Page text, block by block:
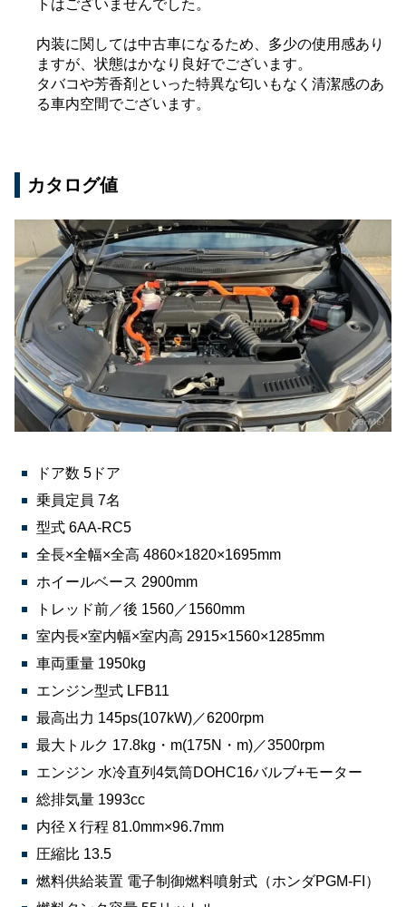
トはございませんでした。
内装に関しては中古車になるため、多少の使用感あり
ますが、状態はかなり良好でございます。
タバコや芳香剤といった特異な匂いもなく清潔感のあ
る車内空間でございます。
カタログ値
ドア数 5ドア
乗員定員 7名
型式 6AA-RC5
全長×全幅×全高 4860×1820×1695mm
ホイールベース 2900mm
トレッド前／後 1560／1560mm
室内長×室内幅×室内高 2915×1560×1285mm
車両重量 1950kg
エンジン型式 LFB11
最高出力 145ps(107kW)／6200rpm
最大トルク 17.8kg・m(175N・m)／3500rpm
エンジン 水冷直列4気筒DOHC16バルブ+モーター
総排気量 1993cc
内径Ｘ行程 81.0mm×96.7mm
圧縮比 13.5
燃料供給装置 電子制御燃料噴射式（ホンダPGM-FI）